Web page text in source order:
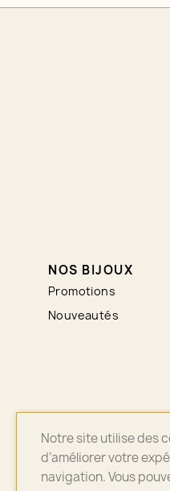
NOS BIJOUX
Promotions
Nouveautés
Notre site utilise des
d’améliorer votre
navigation. Vous